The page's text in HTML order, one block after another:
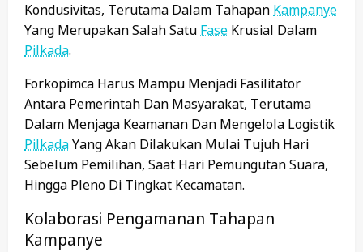
Kondusivitas, Terutama Dalam Tahapan Kampanye
Yang Merupakan Salah Satu Fase Krusial Dalam
Pilkada.
Forkopimca Harus Mampu Menjadi Fasilitator
Antara Pemerintah Dan Masyarakat, Terutama
Dalam Menjaga Keamanan Dan Mengelola Logistik
PilkadaYang Akan Dilakukan Mulai Tujuh Hari
Sebelum Pemilihan, Saat Hari Pemungutan Suara,
Hingga Pleno Di Tingkat Kecamatan.
Kolaborasi Pengamanan Tahapan
Kampanye